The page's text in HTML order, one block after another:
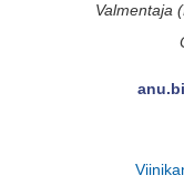
Valmentaja